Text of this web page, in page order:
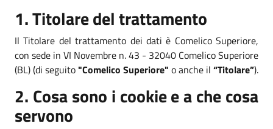
1. Titolare del trattamento
Il Titolare del trattamento dei dati è Comelico Superiore,
con sede in VI Novembre n. 43 - 32040 Comelico Superiore
(BL) (di seguito"Comelico Superiore" o anche il “Titolare”).
2. Cosa sono i cookie e a che cosa
servono